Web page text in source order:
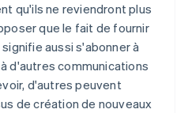
qu'ils ne reviendront plus
que le fait de fournir
aussi s'abonner à
d'autres communications
d'autres peuvent
de création de nouveaux